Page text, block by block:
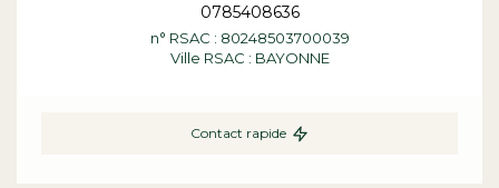
0785408636
n° RSAC : 80248503700039
Ville RSAC : BAYONNE
Contact rapide